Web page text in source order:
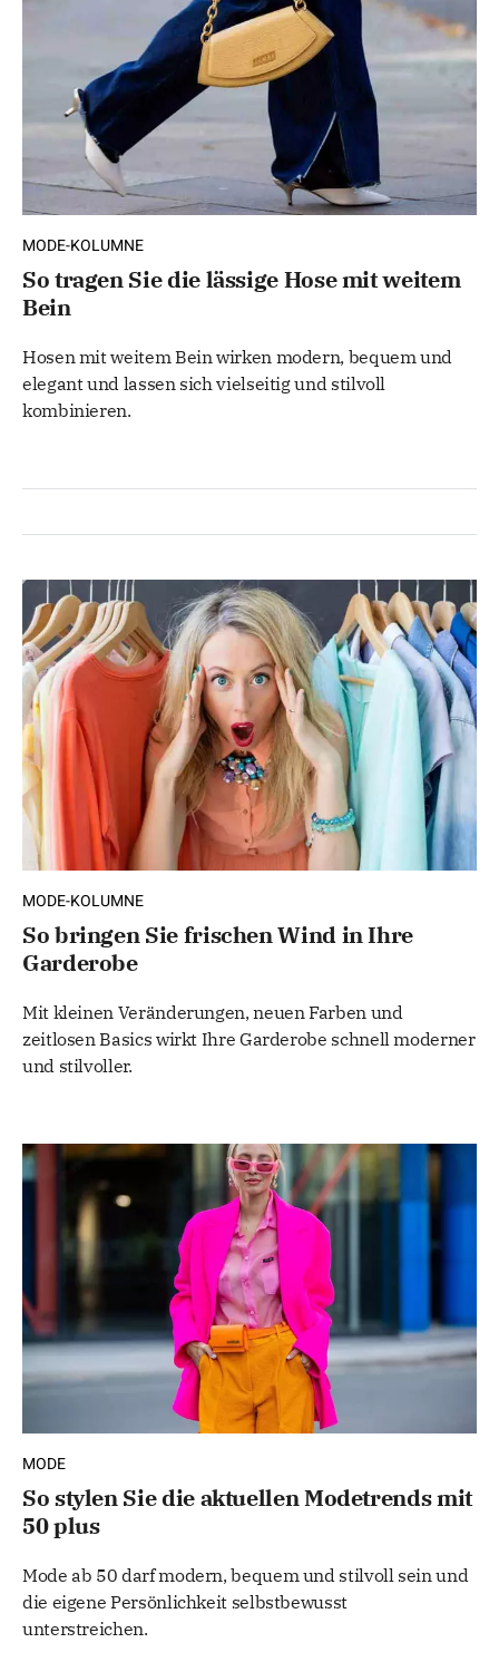
MODE-KOLUMNE
So tragen Sie die lässige Hose mit weitem
Bein
Hosen mit weitem Bein wirken modern, bequem und
elegant und lassen sich vielseitig und stilvoll
kombinieren.
MODE-KOLUMNE
So bringen Sie frischen Wind in Ihre
Garderobe
Mit kleinen Veränderungen, neuen Farben und
zeitlosen Basics wirkt Ihre Garderobe schnell moderner
und stilvoller.
MODE
So stylen Sie die aktuellen Modetrends mit
50 plus
Mode ab 50 darf modern, bequem und stilvoll sein und
die eigene Persönlichkeit selbstbewusst
unterstreichen.